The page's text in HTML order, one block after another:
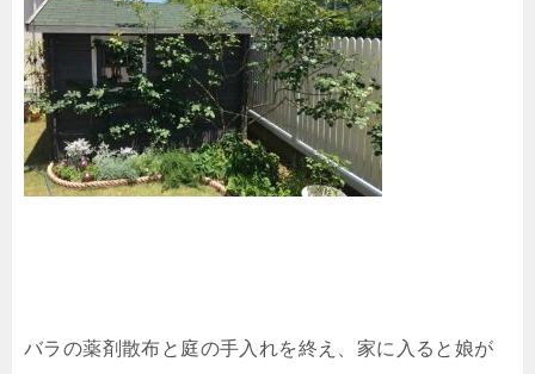
バラの薬剤散布と庭の手入れを終え、家に入ると娘が